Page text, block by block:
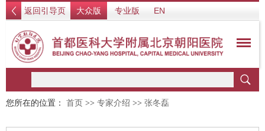
返回引导页 大众版 专业版 EN
您所在的位置： 首页 >> 专家介绍 >> 张冬磊